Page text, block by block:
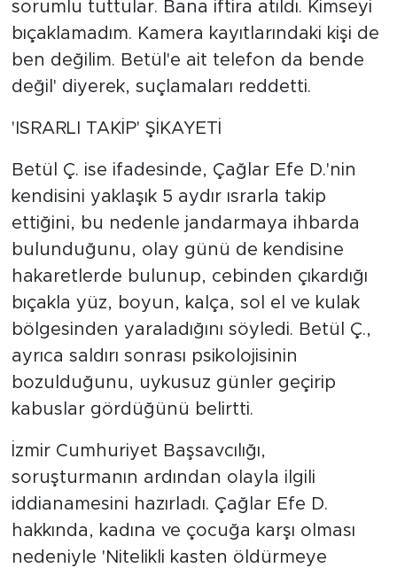
sorumlu tuttular. Bana iftira atıldı. Kimseyi
bıçaklamadım. Kamera kayıtlarındaki kişi de
ben değilim. Betül'e ait telefon da bende
değil' diyerek, suçlamaları reddetti.
'ISRARLI TAKİP' ŞİKAYETİ
Betül Ç. ise ifadesinde, Çağlar Efe D.'nin
kendisini yaklaşık 5 aydır ısrarla takip
ettiğini, bu nedenle jandarmaya ihbarda
bulunduğunu, olay günü de kendisine
hakaretlerde bulunup, cebinden çıkardığı
bıçakla yüz, boyun, kalça, sol el ve kulak
bölgesinden yaraladığını söyledi. Betül Ç.,
ayrıca saldırı sonrası psikolojisinin
bozulduğunu, uykusuz günler geçirip
kabuslar gördüğünü belirtti.
İzmir Cumhuriyet Başsavcılığı,
soruşturmanın ardından olayla ilgili
iddianamesini hazırladı. Çağlar Efe D.
hakkında, kadına ve çocuğa karşı olması
nedeniyle 'Nitelikli kasten öldürmeye